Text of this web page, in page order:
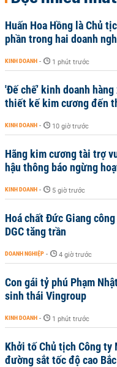
Huấn Hoa Hồng là Chủ
phần trong hai doanh
KINH DOANH - 1 phút trước
'Đế chế’ kinh doanh
thiết kế kim cương đến
KINH DOANH - 10 giờ trước
Hãng kim cương tài trợ
hậu thông báo ngừng
KINH DOANH - 5 giờ trước
Hoá chất Đức Giang
DGC tăng trần
DOANH NGHIỆP - 4 giờ trước
Con gái tỷ phú Phạm
sinh thái Vingroup
KINH DOANH - 1 phút trước
Khởi tố Chủ tịch Công
đường sắt tốc độ cao